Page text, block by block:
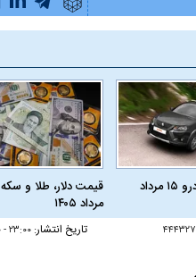
قیمت روز خودرو ۱۵ مرداد
مرداد ۱۴۰۵
۴۴۴۳۲۷ تاریخ انتشار: ۲۳:۰۰ - ۳۰ بهمن ۱۴۰۴